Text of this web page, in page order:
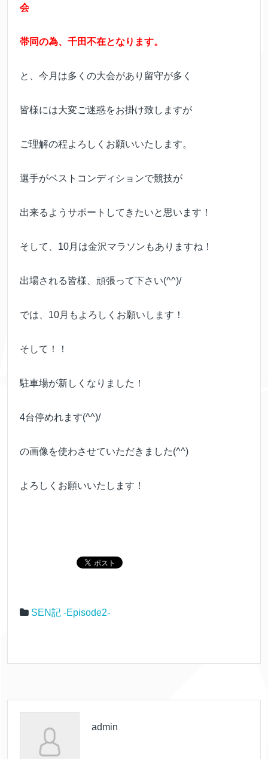
会
帯同の為、千田不在となります。
と、今月は多くの大会があり留守が多く
皆様には大変ご迷惑をお掛け致しますが
ご理解の程よろしくお願いいたします。
選手がベストコンディションで競技が
出来るようサポートしてきたいと思います！
そして、10月は金沢マラソンもありますね！
出場される皆様、頑張って下さい(^^)/
では、10月もよろしくお願いします！
そして！！
駐車場が新しくなりました！
4台停めれます(^^)/
の画像を使わさせていただきました(^^)
よろしくお願いいたします！
SEN記 -Episode2-
admin